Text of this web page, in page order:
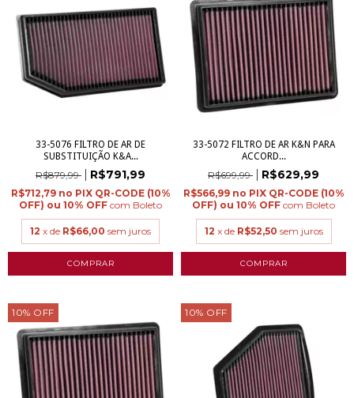
33-5076 FILTRO DE AR DE
SUBSTITUIÇÃO K&A...
R$879,99 R$791,99
R$712,79
com Boleto
12 x de R$66,00 sem juros
33-5072 FILTRO DE AR K&N PARA
ACCORD...
R$699,99 R$629,99
R$566,99
com Boleto
12 x de R$52,50 sem juros
10% OFF 10% OFF